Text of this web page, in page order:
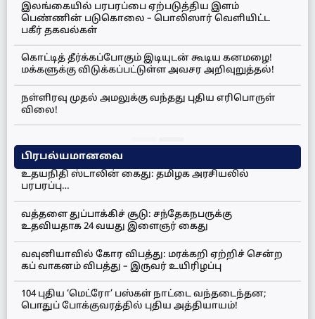
இலங்கையில் பரபரப்பை ஏற்படுத்திய இளம்
பெண்ணின் படுகொலை – பொலிஸார் வெளியிட்ட
பகீர் தகவல்கள்
கொட்டித் தீர்க்கப்போகும் இடியுடன் கூடிய கனமழை!
மக்களுக்கு விடுக்கப்பட்டுள்ள அவசர அறிவுறுத்தல்!
நள்ளிரவு முதல் அமலுக்கு வந்தது புதிய எரிபொருள்
விலை!
பிரபல்யமானவை
உதயநிதி ஸ்டாலின் கைது: தமிழக அரசியலில்
பரபரப்பு…
வத்தளை துப்பாக்கிச் சூடு: சந்தேகநபருக்கு
உதவியதாக 24 வயது இளைஞர் கைது
வவுனியாவில் கோர விபத்து: மரக்கறி ஏற்றிச் சென்ற
கப் வாகனம் விபத்து – இருவர் உயிரிழப்பு
104 புதிய ‘மெட்ரோ’ பஸ்கள் நாட்டை வந்தடைந்தன;
பொதுப் போக்குவரத்தில் புதிய அத்தியாயம்!